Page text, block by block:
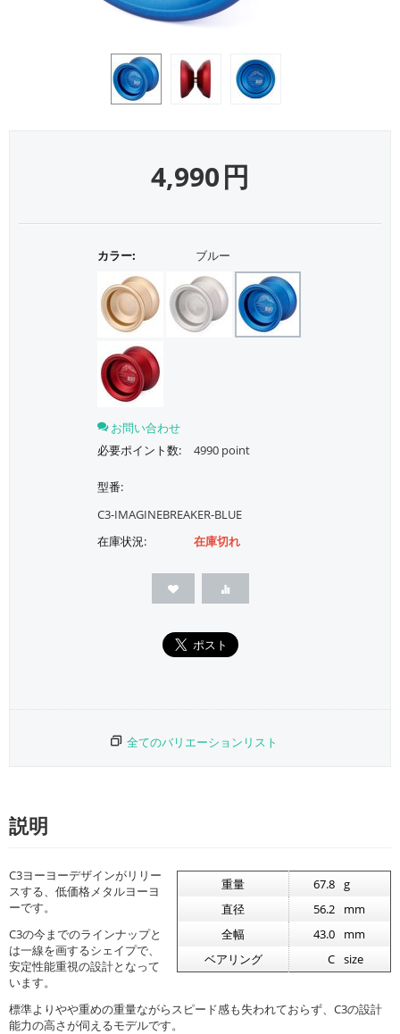
4,990円
カラー: ブルー
お問い合わせ
必要ポイント数:
4990 point
型番:
C3-IMAGINEBREAKER-BLUE
在庫状況:
在庫切れ
全てのバリエーションリスト
説明
重量 67.8 g
直径
56.2
mm
全幅
43.0
mm
ベアリング
C size
C3ヨーヨーデザインがリリー
スする、低価格メタルヨーヨ
ーです。
C3の今までのラインナップと
は一線を画するシェイプで、
安定性能重視の設計となって
います。
標準よりやや重めの重量ながらスピード感も失われておらず、C3の設計
能力の高さが伺えるモデルです。